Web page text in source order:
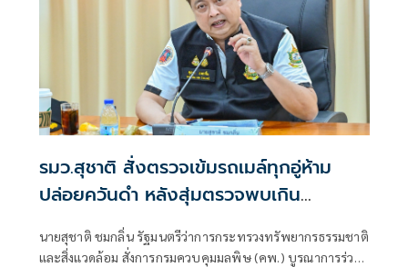
รมว.สุชาติ สั่งตรวจเข้มรถเมล์ทุกอู่ห้าม
ปล่อยควันดำ หลังสุ่มตรวจพบเกิน
มาตรฐานกว่า 58% กำชับบังคับใช้กฎหมาย
จริงจัง ปกป้องสุขภาพประชาชน
นายสุชาติ ชมกลิ่น รัฐมนตรีว่าการกระทรวงทรัพยากรธรรมชาติ
และสิ่งแวดล้อม สั่งการกรมควบคุมมลพิษ (คพ.) บูรณาการร่วม